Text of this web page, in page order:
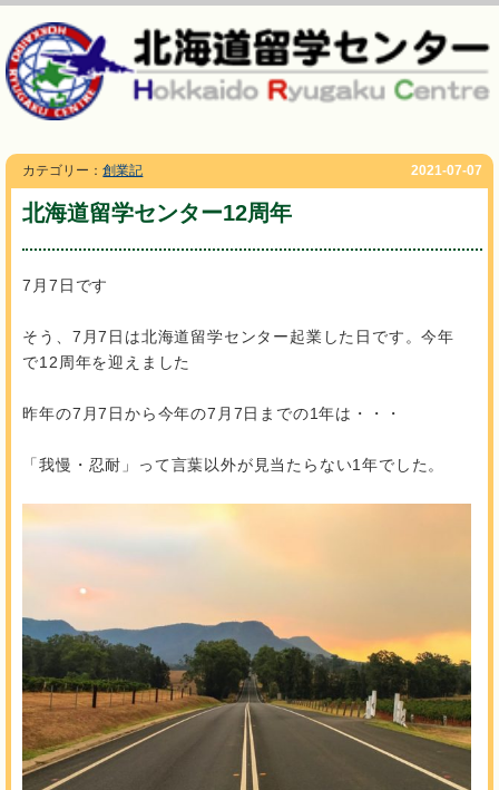
カテゴリー：創業記 2021-07-07
北海道留学センター12周年
7月7日です
そう、7月7日は北海道留学センター起業した日です。今年
で12周年を迎えました
昨年の7月7日から今年の7月7日までの1年は・・・
「我慢・忍耐」って言葉以外が見当たらない1年でした。